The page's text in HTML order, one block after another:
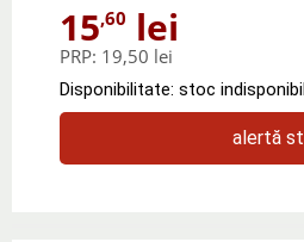
15,60 lei
PRP: 19,50 lei
Disponibilitate: stoc
alertă